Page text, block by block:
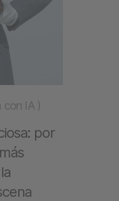
con IA )
por